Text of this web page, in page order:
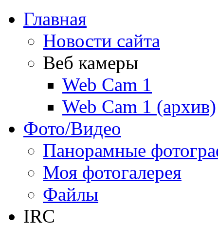
Главная
Новости сайта
Веб камеры
Web Cam 1
Web Cam 1 (архив)
Фото/Видео
Панорамные
Моя фотогалерея
Файлы
IRC